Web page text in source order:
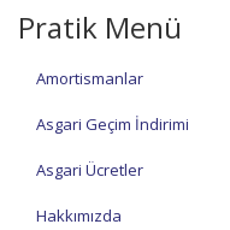
Pratik Menü
Amortismanlar
Asgari Geçim İndirimi
Asgari Ücretler
Hakkımızda